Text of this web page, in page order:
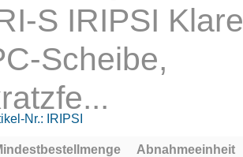
S IRIPSI Klare
Scheibe,
Nr.: IRIPSI
Abnahmeeinheit